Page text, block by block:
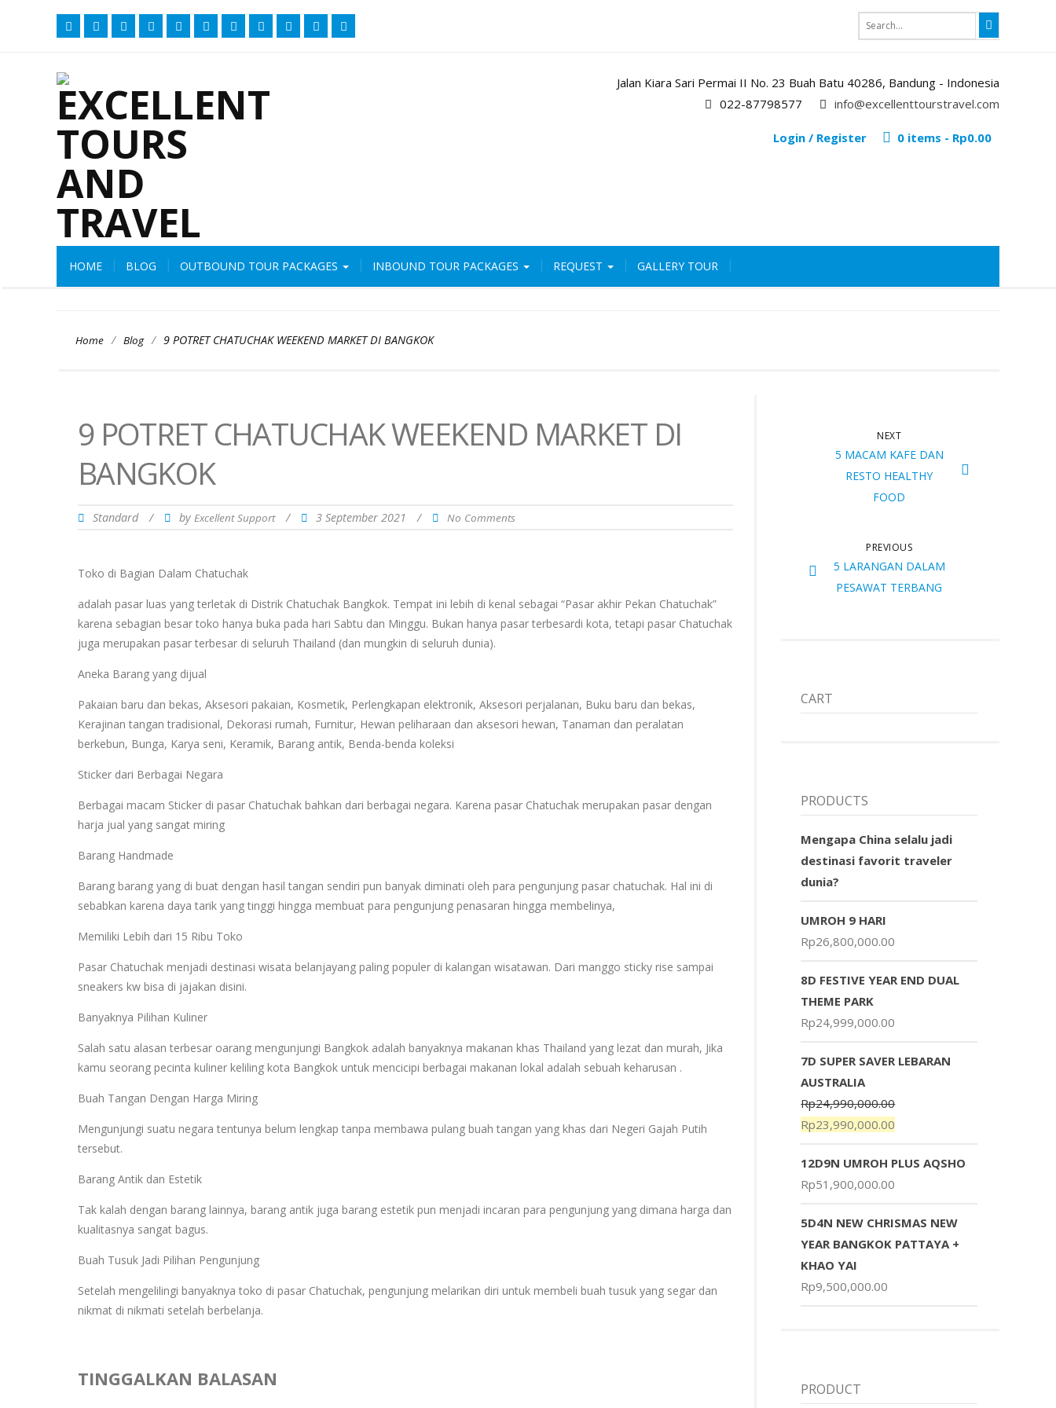
Jalan Kiara Sari Permai II No. 23 Buah Batu 40286, Bandung - Indonesia
022-87798577
info@excellenttourstravel.com
0 items - Rp0.00
Login / Register
HOME BLOG OUTBOUND TOUR PACKAGES INBOUND TOUR PACKAGES REQUEST GALLERY TOUR
Home / Blog / 9 POTRET CHATUCHAK WEEKEND MARKET DI BANGKOK
9 POTRET CHATUCHAK WEEKEND MARKET DI
BANGKOK
Standard / by Excellent Support / 3 September 2021 / No Comments
Toko di Bagian Dalam Chatuchak
adalah pasar luas yang terletak di Distrik Chatuchak Bangkok. Tempat ini lebih di kenal sebagai “Pasar akhir Pekan Chatuchak”
karena sebagian besar toko hanya buka pada hari Sabtu dan Minggu. Bukan hanya pasar terbesardi kota, tetapi pasar Chatuchak
juga merupakan pasar terbesar di seluruh Thailand (dan mungkin di seluruh dunia).
Aneka Barang yang dijual
Pakaian baru dan bekas, Aksesori pakaian, Kosmetik, Perlengkapan elektronik, Aksesori perjalanan, Buku baru dan bekas,
Kerajinan tangan tradisional, Dekorasi rumah, Furnitur, Hewan peliharaan dan aksesori hewan, Tanaman dan peralatan
berkebun, Bunga, Karya seni, Keramik, Barang antik, Benda-benda koleksi
Sticker dari Berbagai Negara
Berbagai macam Sticker di pasar Chatuchak bahkan dari berbagai negara. Karena pasar Chatuchak merupakan pasar dengan
harja jual yang sangat miring
Barang Handmade
Barang barang yang di buat dengan hasil tangan sendiri pun banyak diminati oleh para pengunjung pasar chatuchak. Hal ini di
sebabkan karena daya tarik yang tinggi hingga membuat para pengunjung penasaran hingga membelinya,
Memiliki Lebih dari 15 Ribu Toko
Pasar Chatuchak menjadi destinasi wisata belanjayang paling populer di kalangan wisatawan. Dari manggo sticky rise sampai
sneakers kw bisa di jajakan disini.
Banyaknya Pilihan Kuliner
Salah satu alasan terbesar oarang mengunjungi Bangkok adalah banyaknya makanan khas Thailand yang lezat dan murah, Jika
kamu seorang pecinta kuliner keliling kota Bangkok untuk mencicipi berbagai makanan lokal adalah sebuah keharusan .
Buah Tangan Dengan Harga Miring
Mengunjungi suatu negara tentunya belum lengkap tanpa membawa pulang buah tangan yang khas dari Negeri Gajah Putih
tersebut.
Barang Antik dan Estetik
Tak kalah dengan barang lainnya, barang antik juga barang estetik pun menjadi incaran para pengunjung yang dimana harga dan
kualitasnya sangat bagus.
Buah Tusuk Jadi Pilihan Pengunjung
Setelah mengelilingi banyaknya toko di pasar Chatuchak, pengunjung melarikan diri untuk membeli buah tusuk yang segar dan
nikmat di nikmati setelah berbelanja.
TINGGALKAN BALASAN
NEXT
5 MACAM KAFE DAN
RESTO HEALTHY
FOOD
PREVIOUS
5 LARANGAN DALAM
PESAWAT TERBANG
CART
PRODUCTS
Mengapa China selalu jadi
destinasi favorit traveler
dunia?
UMROH 9 HARI
Rp26,800,000.00
8D FESTIVE YEAR END DUAL
THEME PARK
Rp24,999,000.00
7D SUPER SAVER LEBARAN
AUSTRALIA
Rp24,990,000.00
Rp23,990,000.00
12D9N UMROH PLUS AQSHO
Rp51,900,000.00
5D4N NEW CHRISMAS NEW
YEAR BANGKOK PATTAYA +
KHAO YAI
Rp9,500,000.00
PRODUCT